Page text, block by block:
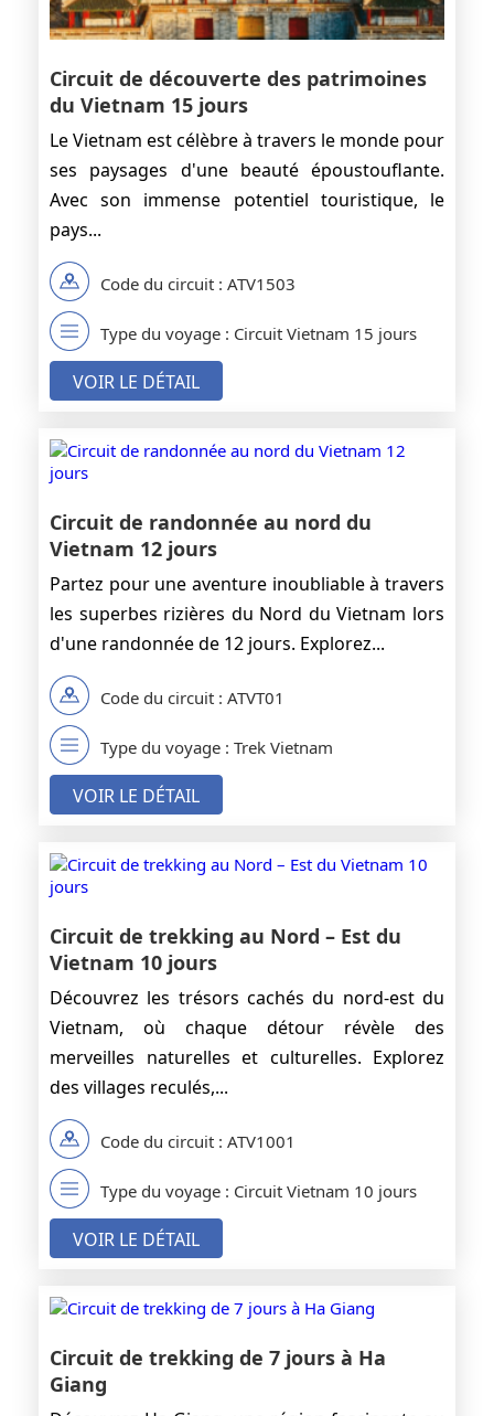
Circuit de découverte des patrimoines
du Vietnam 15 jours
Le Vietnam est célèbre à travers le monde pour
ses paysages d'une beauté époustouflante.
Avec son immense potentiel touristique, le
pays...
Code du circuit : ATV1503
Type du voyage : Circuit Vietnam 15 jours
VOIR LE DÉTAIL
Circuit de randonnée au nord du
Vietnam 12 jours
Partez pour une aventure inoubliable à travers
les superbes rizières du Nord du Vietnam lors
d'une randonnée de 12 jours. Explorez...
Code du circuit : ATVT01
Type du voyage : Trek Vietnam
VOIR LE DÉTAIL
Circuit de trekking au Nord – Est du
Vietnam 10 jours
Découvrez les trésors cachés du nord-est du
Vietnam, où chaque détour révèle des
merveilles naturelles et culturelles. Explorez
des villages reculés,...
Code du circuit : ATV1001
Type du voyage : Circuit Vietnam 10 jours
VOIR LE DÉTAIL
Circuit de trekking de 7 jours à Ha
Giang